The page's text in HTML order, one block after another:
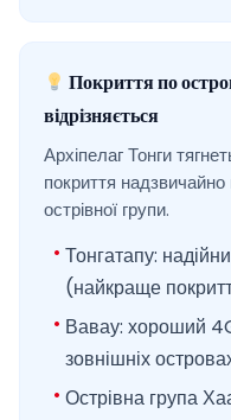
Покриття по
відрізняється
Архіпелаг Тонги
покриття
острівної групи.
Тонгатапу:
(найкраще
Вавау: хороший
зовнішніх
Острівна група